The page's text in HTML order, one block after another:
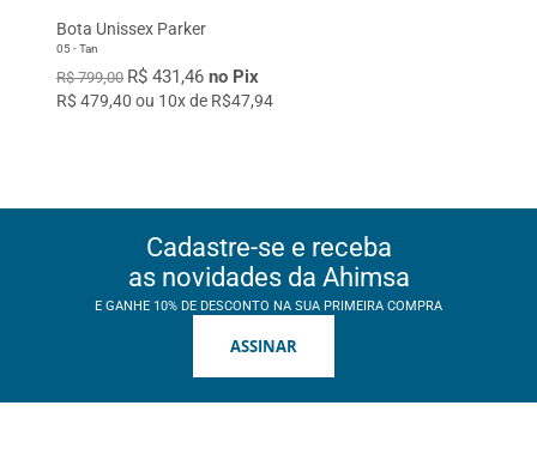
Bota Unissex Parker
05 - Tan
R$ 799,00 R$ 431,46 no Pix
R$ 479,40 ou 10x de R$47,94
Cadastre-se e receba
as novidades da Ahimsa
E GANHE 10% DE DESCONTO NA SUA PRIMEIRA COMPRA
ASSINAR